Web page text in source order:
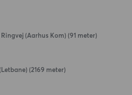
(Aarhus Kom) (91 meter)
(2169 meter)